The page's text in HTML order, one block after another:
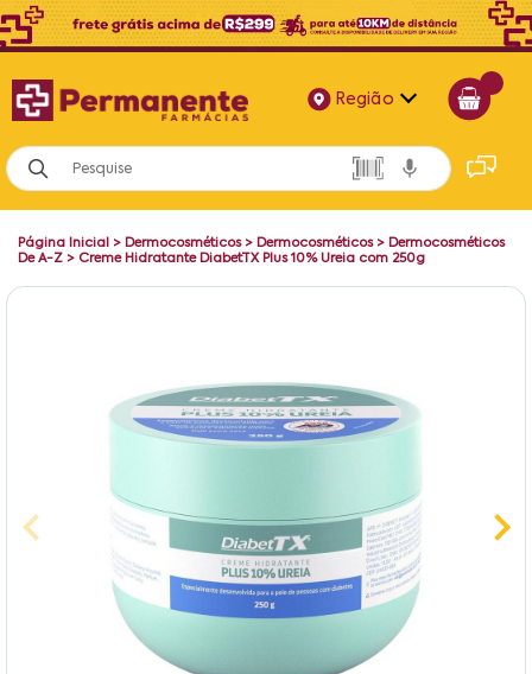
Região
Alagoas
Bahia
Paraíba
Página Inicial > Dermocosméticos> Dermocosméticos> Dermocosméticos
De A-Z > Creme Hidratante DiabetTX Plus 10% Ureia com 250g